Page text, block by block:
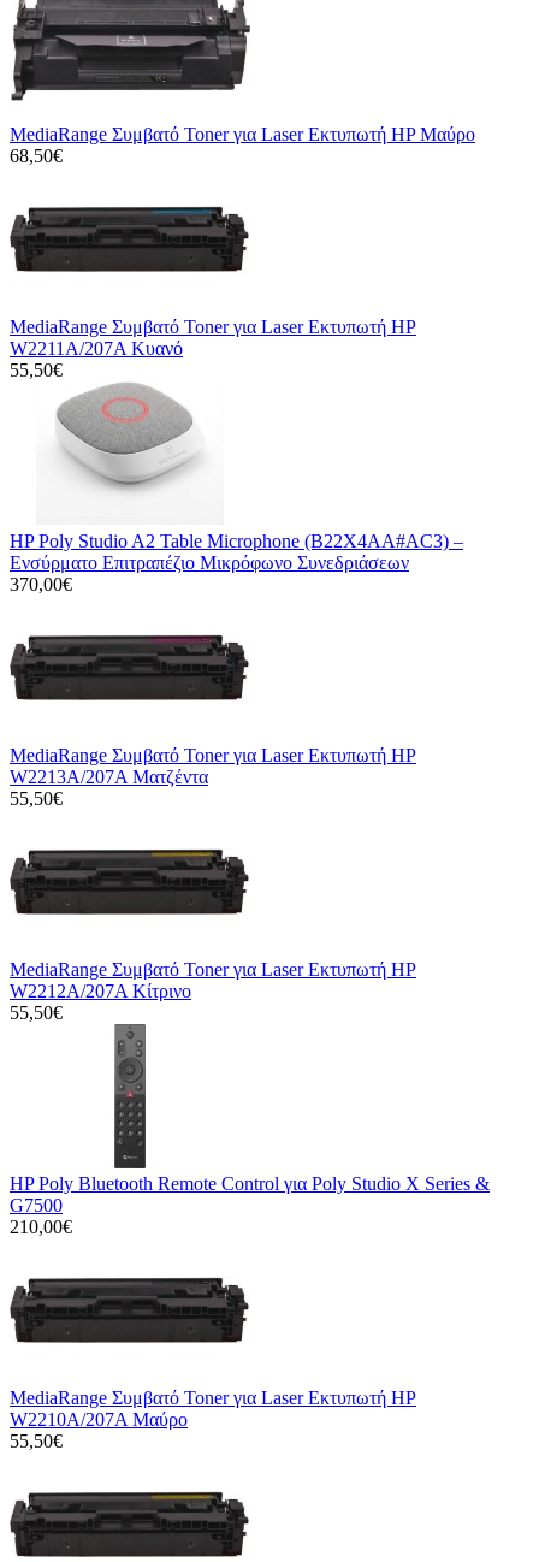
MediaRange Συμβατό Toner για Laser Εκτυπωτή HP Μαύρο
68,50€
MediaRange Συμβατό Toner για Laser Εκτυπωτή HP
W2211A/207A Κυανό
55,50€
HP Poly Studio A2 Table Microphone (B22X4AA#AC3) –
Ενσύρματο Επιτραπέζιο Μικρόφωνο Συνεδριάσεων
370,00€
MediaRange Συμβατό Toner για Laser Εκτυπωτή HP
W2213A/207A Ματζέντα
55,50€
MediaRange Συμβατό Toner για Laser Εκτυπωτή HP
W2212A/207A Κίτρινο
55,50€
HP Poly Bluetooth Remote Control για Poly Studio X Series &
G7500
210,00€
MediaRange Συμβατό Toner για Laser Εκτυπωτή HP
W2210A/207A Μαύρο
55,50€